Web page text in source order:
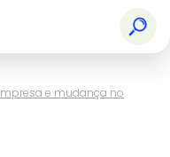
e mudança no